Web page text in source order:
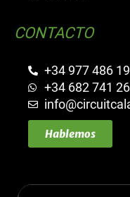
CONTACTO
+34 977 486
+34 682 741
Hablemos